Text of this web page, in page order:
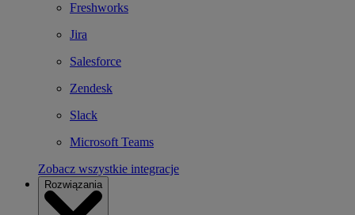
Freshworks
Jira
Salesforce
Zendesk
Slack
Microsoft Teams
Zobacz wszystkie integracje
Rozwiązania